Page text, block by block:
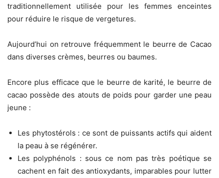
traditionnellement utilisée pour les femmes enceintes
pour réduire le risque de vergetures.
Aujourd’hui on retrouve fréquemment le beurre de Cacao
dans diverses crèmes, beurres ou baumes.
Encore plus efficace que le beurre de karité, le beurre de
cacao possède des atouts de poids pour garder une peau
jeune :
Les phytostérols : ce sont de puissants actifs qui aident
la peau à se régénérer.
Les polyphénols : sous ce nom pas très poétique se
cachent en fait des antioxydants, imparables pour lutter